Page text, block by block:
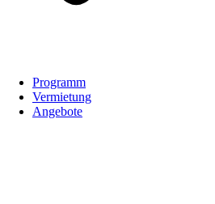
Programm
Vermietung
Angebote